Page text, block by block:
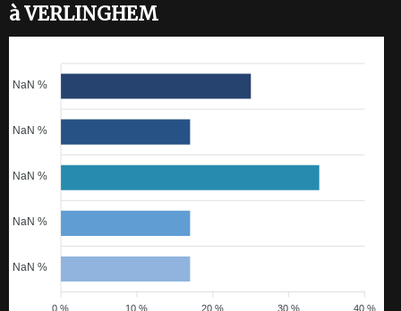
à VERLINGHEM
NaN %
NaN %
NaN %
NaN %
NaN %
40 %
30 %
20 %
10 %
0 %